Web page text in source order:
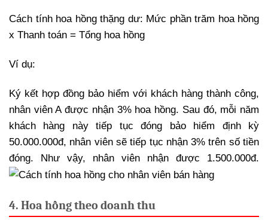
Cách tính hoa hồng thặng dư: Mức phần trăm hoa hồng
x Thanh toán = Tổng hoa hồng
Ví dụ:
Ký kết hợp đồng bảo hiểm với khách hàng thành công,
nhân viên A được nhận 3% hoa hồng. Sau đó, mỗi năm
khách hàng này tiếp tục đóng bảo hiểm định kỳ
50.000.000đ, nhân viên sẽ tiếp tục nhận 3% trên số tiền
đóng. Như vậy, nhân viên nhận được 1.500.000đ.
4. Hoa hồng theo doanh thu